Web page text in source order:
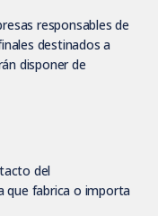
responsables de
destinados a
disponer de
del
que fabrica o importa